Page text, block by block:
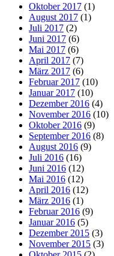
Oktober 2017 (1)
August 2017 (1)
Juli 2017 (2)
Juni 2017 (6)
Mai 2017 (6)
April 2017 (7)
März 2017 (6)
Februar 2017 (10)
Januar 2017 (10)
Dezember 2016 (4)
November 2016 (10)
Oktober 2016 (9)
September 2016 (8)
August 2016 (9)
Juli 2016 (16)
Juni 2016 (12)
Mai 2016 (12)
April 2016 (12)
März 2016 (1)
Februar 2016 (9)
Januar 2016 (5)
Dezember 2015 (3)
November 2015 (3)